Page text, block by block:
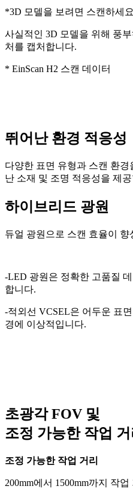
*3D 모델을 보려면 스캔하세
사실적인 3D 모델을 위해 풍
처를 캡처합니다.
* EinScan H2 스캔 데이터
뛰어난 환경 적응성
다양한 표면 유형과 스캔 환
난 소재 및 조명 적응성을 제
하이브리드 광원
듀얼 광원으로 스캔 효율이 향
-LED 광원은 정확한 고품질
합니다.
-적외선 VCSEL은 어두운 표
경에 이상적입니다.
초광각 FOV 및
조정 가능한 작업 거
조정 가능한 작업 거리
200mm에서 1500mm까지 작